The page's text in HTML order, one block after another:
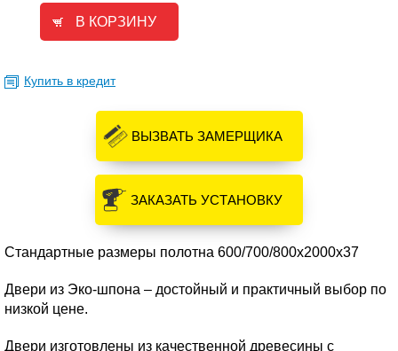
Купить в кредит
ВЫЗВАТЬ ЗАМЕРЩИКА
ЗАКАЗАТЬ УСТАНОВКУ
Стандартные размеры полотна 600/700/800х2000х37
Двери из Эко-шпона – достойный и практичный выбор по
низкой цене.
Двери изготовлены из качественной древесины с